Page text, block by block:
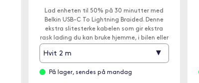
Lad enheten til 50% på 30 minutter med
Belkin USB-C To Lightning Braided. Denne
ekstra slitesterke kabelen som gir ekstra
rask lading du kan bruke hjemme, i bilen eller
bilder eller data og lade enhetene dine.
Hvit 2 m ▾
På lager, sendes på mandag